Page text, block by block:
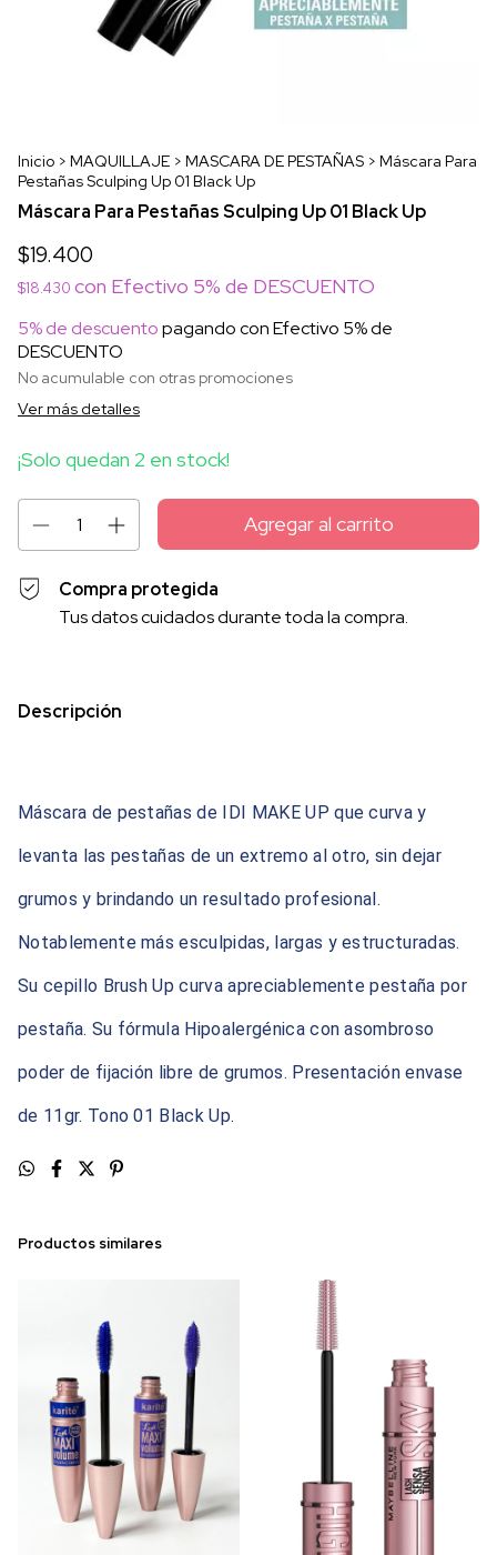
Inicio > MAQUILLAJE > MASCARA DE PESTAÑAS > Máscara Para
Pestañas Sculping Up 01 Black Up
Máscara Para Pestañas Sculping Up 01 Black Up
$19.400
$18.430 con Efectivo 5% de DESCUENTO
5% de descuentopagando con Efectivo 5% de
DESCUENTO
No acumulable con otras promociones
Ver más detalles
¡Solo quedan 2 en stock!
Compra protegida
Tus datos cuidados durante toda la compra.
Descripción
Máscara de pestañas de IDI MAKE UP que curva y
levanta las pestañas de un extremo al otro, sin dejar
grumos y brindando un resultado profesional.
Notablemente más esculpidas, largas y estructuradas.
Su cepillo Brush Up curva apreciablemente pestaña por
pestaña. Su fórmula Hipoalergénica con asombroso
poder de fijación libre de grumos. Presentación envase
de 11gr. Tono 01 Black Up.
Productos similares